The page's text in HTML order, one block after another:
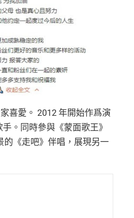
喜愛。 2012 年開始作爲演
。同時參與《蒙面歌王》
的《走吧》伴唱，展現另一